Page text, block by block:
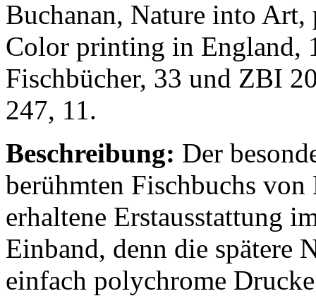
Buchanan, Nature into
Color printing in England,
Fischbücher, 33 und ZBI
247, 11.
Beschreibung: Der
berühmten Fischbuchs
erhaltene Erstausstattung
Einband, denn die spätere
einfach polychrome